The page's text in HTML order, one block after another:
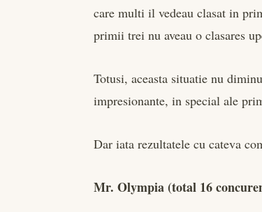
care multi il vedeau clasat in
primii trei nu aveau o clasares
Totusi, aceasta situatie nu
impresionante, in special ale
Dar iata rezultatele cu cateva
Mr. Olympia (total 16